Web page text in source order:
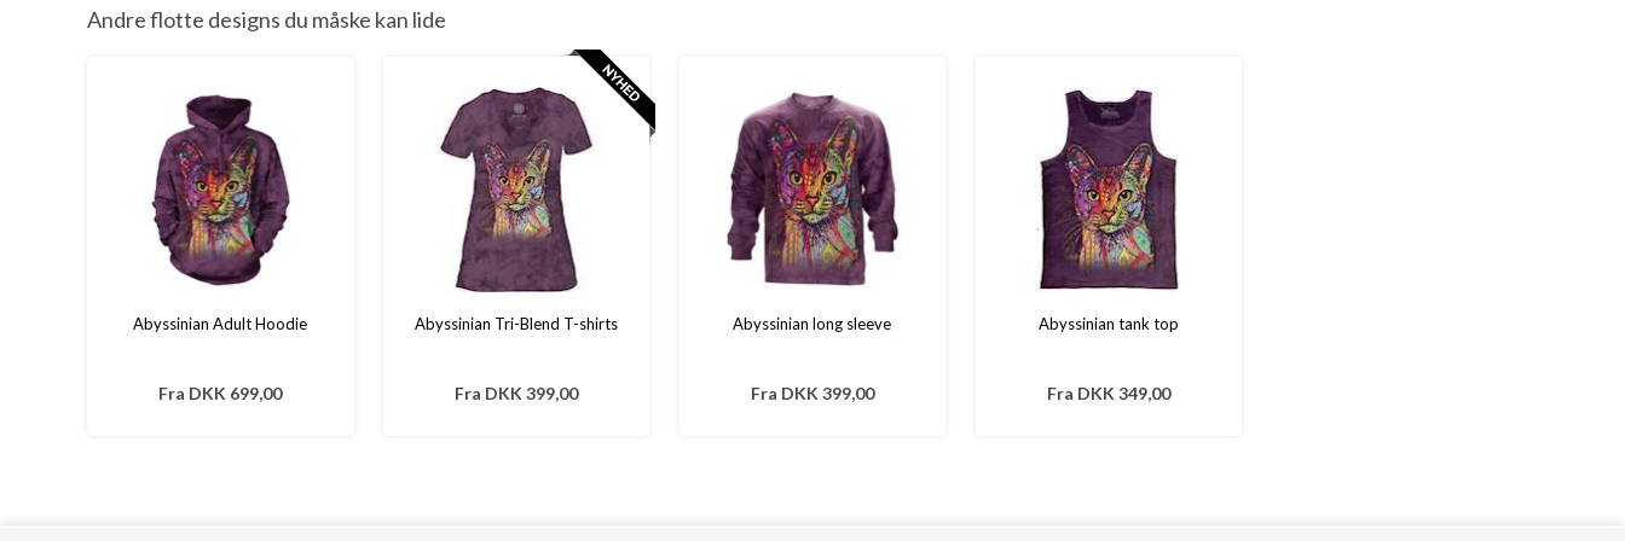
Andre flotte designs du måske kan lide
Abyssinian Adult Hoodie
Fra DKK 699,00
Abyssinian Tri-Blend T-shirts
Fra DKK 399,00
Abyssinian long sleeve
Fra DKK 399,00
Abyssinian tank top
Fra DKK 349,00